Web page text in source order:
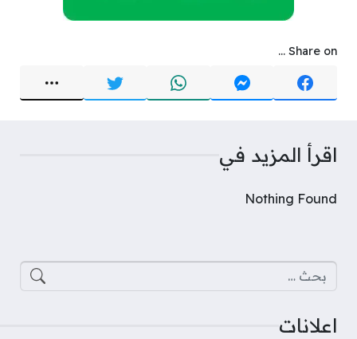
Share on ...
اقرأ المزيد في
Nothing Found
البحث عن:
اعلانات